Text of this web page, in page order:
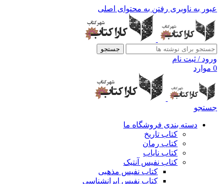
عبور به ناوبری رفتن به محتوای اصلی
جستجو
ورود / ثبت نام
0 موارد
جستجو
دسته بندی فروشگاه ما
کتاب تاریخ
کتاب رمان
کتاب نایاب
کتاب نفیس آنتیک
کتاب نفیس مذهبی
کتاب نفیس ایرانشناسی